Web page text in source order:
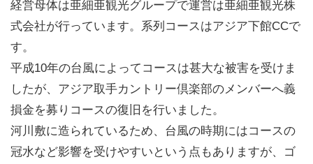
経営母体は亜細亜観光グループで運営は亜細亜観光株
式会社が行っています。系列コースはアジア下館CCで
す。
平成10年の台風によってコースは甚大な被害を受けま
したが、アジア取手カントリー倶楽部のメンバーへ義
損金を募りコースの復旧を行いました。
河川敷に造られているため、台風の時期にはコースの
冠水など影響を受けやすいという点もありますが、ゴ